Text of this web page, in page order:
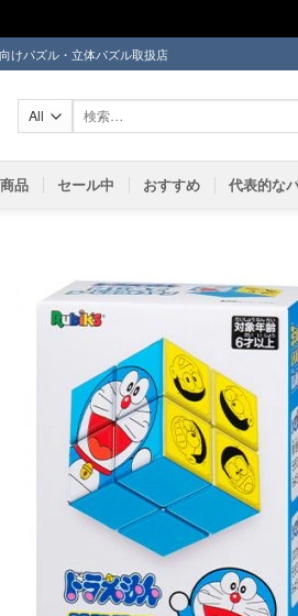
けパズル・立体パズル取扱店
象:
品 セール中 おすすめ 代表的な